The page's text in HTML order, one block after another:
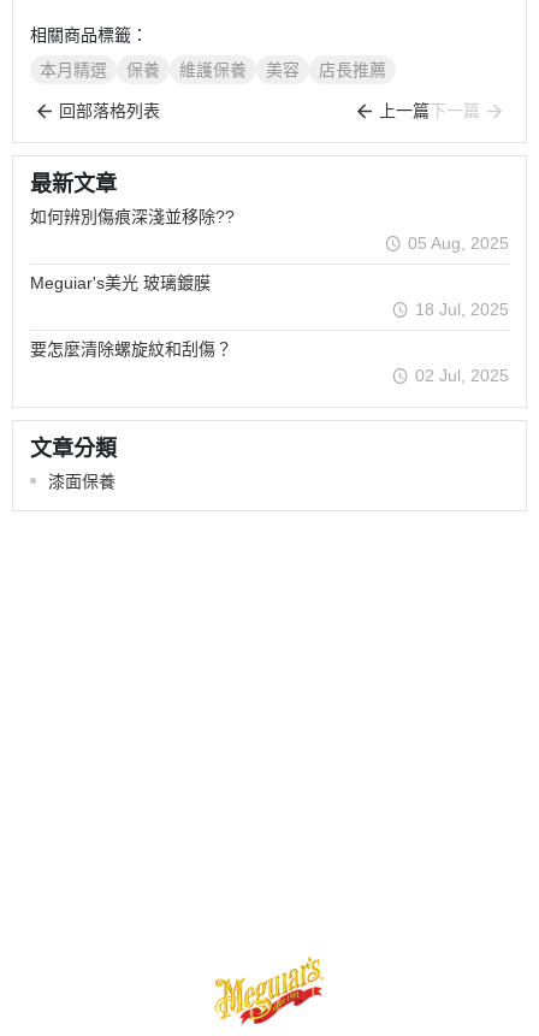
相關商品標籤：
本月精選
保養 維護保養 美容 店長推薦
回部落格列表 上一篇下一篇
最新文章
如何辨別傷痕深淺並移除??
05 Aug, 2025
Meguiar's美光 玻璃鍍膜
18 Jul, 2025
要怎麼清除螺旋紋和刮傷？
02 Jul, 2025
文章分類
漆面保養